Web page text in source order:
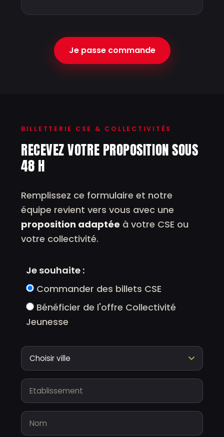
Je passe commande
BILLETTERIE CSE & COLLECTIVITÉS
RECEVEZ VOTRE PROPOSITION SOUS
48 H
Remplissez ce formulaire et notre
équipe revient vers vous avec une
proposition adaptée à votre CSE ou
votre collectivité.
Je souhaite :
Commander des billets CSE
Bénéficier de l'offre Collectivité
Jeunesse
Entreprise
Nom